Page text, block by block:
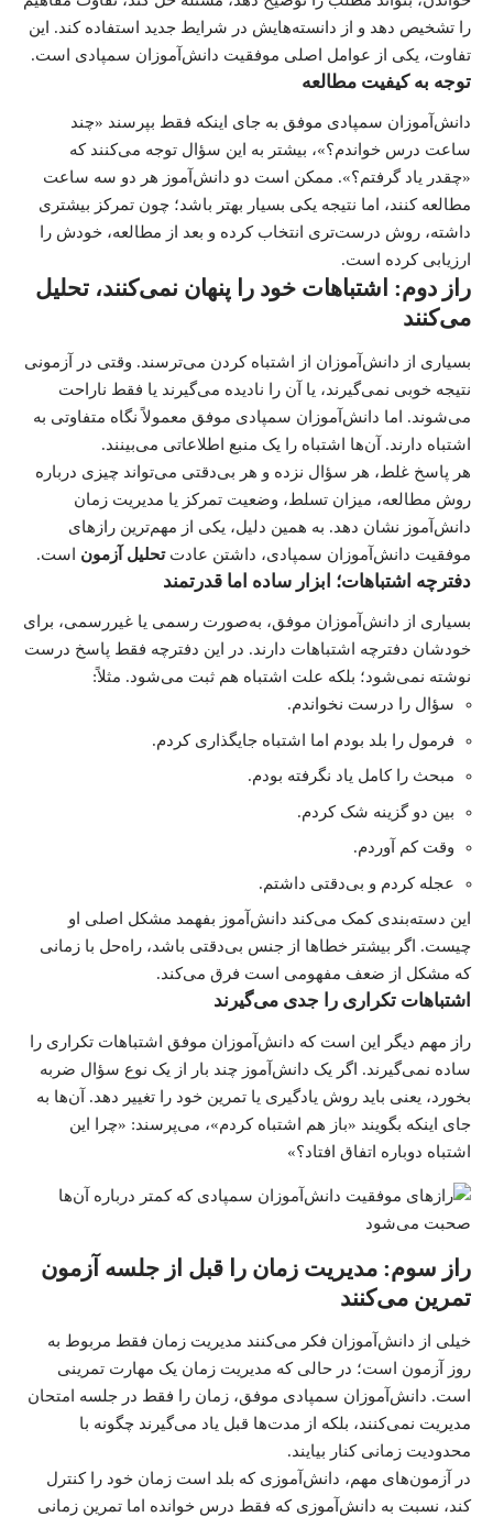
را تشخیص دهد و از دانسته‌هایش در شرایط جدید استفاده کند. این
تفاوت، یکی از عوامل اصلی موفقیت دانش‌آموزان سمپادی است.
توجه به کیفیت مطالعه
دانش‌آموزان سمپادی موفق به جای اینکه فقط بپرسند «چند
ساعت درس خواندم؟»، بیشتر به این سؤال توجه می‌کنند که
«چقدر یاد گرفتم؟». ممکن است دو دانش‌آموز هر دو سه ساعت
مطالعه کنند، اما نتیجه یکی بسیار بهتر باشد؛ چون تمرکز بیشتری
داشته، روش درست‌تری انتخاب کرده و بعد از مطالعه، خودش را
ارزیابی کرده است.
راز دوم: اشتباهات خود را پنهان نمی‌کنند، تحلیل
می‌کنند
بسیاری از دانش‌آموزان از اشتباه کردن می‌ترسند. وقتی در آزمونی
نتیجه خوبی نمی‌گیرند، یا آن را نادیده می‌گیرند یا فقط ناراحت
می‌شوند. اما دانش‌آموزان سمپادی موفق معمولاً نگاه متفاوتی به
اشتباه دارند. آن‌ها اشتباه را یک منبع اطلاعاتی می‌بینند.
هر پاسخ غلط، هر سؤال نزده و هر بی‌دقتی می‌تواند چیزی درباره
روش مطالعه، میزان تسلط، وضعیت تمرکز یا مدیریت زمان
دانش‌آموز نشان دهد. به همین دلیل، یکی از مهم‌ترین رازهای
موفقیت دانش‌آموزان سمپادی، داشتن عادتتحلیل آزمون است.
دفترچه اشتباهات؛ ابزار ساده اما قدرتمند
بسیاری از دانش‌آموزان موفق، به‌صورت رسمی یا غیررسمی، برای
خودشان دفترچه اشتباهات دارند. در این دفترچه فقط پاسخ درست
نوشته نمی‌شود؛ بلکه علت اشتباه هم ثبت می‌شود. مثلاً:
سؤال را درست نخواندم.
فرمول را بلد بودم اما اشتباه جایگذاری کردم.
مبحث را کامل یاد نگرفته بودم.
بین دو گزینه شک کردم.
وقت کم آوردم.
عجله کردم و بی‌دقتی داشتم.
این دسته‌بندی کمک می‌کند دانش‌آموز بفهمد مشکل اصلی او
چیست. اگر بیشتر خطاها از جنس بی‌دقتی باشد، راه‌حل با زمانی
که مشکل از ضعف مفهومی است فرق می‌کند.
اشتباهات تکراری را جدی می‌گیرند
راز مهم دیگر این است که دانش‌آموزان موفق اشتباهات تکراری را
ساده نمی‌گیرند. اگر یک دانش‌آموز چند بار از یک نوع سؤال ضربه
بخورد، یعنی باید روش یادگیری یا تمرین خود را تغییر دهد. آن‌ها به
جای اینکه بگویند «باز هم اشتباه کردم»، می‌پرسند: «چرا این
اشتباه دوباره اتفاق افتاد؟»
راز سوم: مدیریت زمان را قبل از جلسه آزمون
تمرین می‌کنند
خیلی از دانش‌آموزان فکر می‌کنند مدیریت زمان فقط مربوط به
روز آزمون است؛ در حالی که مدیریت زمان یک مهارت تمرینی
است. دانش‌آموزان سمپادی موفق، زمان را فقط در جلسه امتحان
مدیریت نمی‌کنند، بلکه از مدت‌ها قبل یاد می‌گیرند چگونه با
محدودیت زمانی کنار بیایند.
در آزمون‌های مهم، دانش‌آموزی که بلد است زمان خود را کنترل
کند، نسبت به دانش‌آموزی که فقط درس خوانده اما تمرین زمانی